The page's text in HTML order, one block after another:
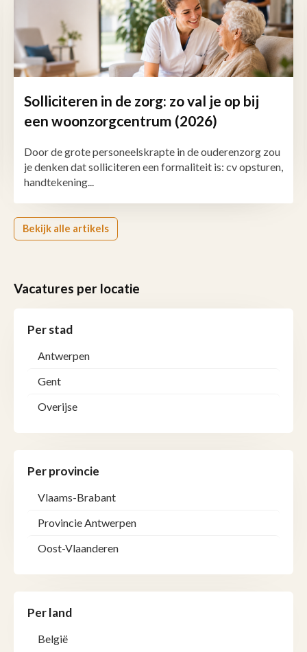
Solliciteren in de zorg: zo val je op bij
een woonzorgcentrum (2026)
Door de grote personeelskrapte in de ouderenzorg zou
je denken dat solliciteren een formaliteit is: cv opsturen,
handtekening...
Bekijk alle artikels
Vacatures per locatie
Per stad
Antwerpen
Gent
Overijse
Per provincie
Vlaams-Brabant
Provincie Antwerpen
Oost-Vlaanderen
Per land
België